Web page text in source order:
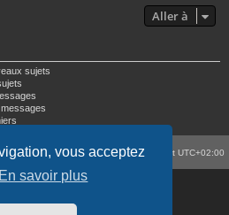
vous acceptez
En savoir plus
Aller à
sujets
Heures au format UTC+02:00
Supprimer les cookies
parMemphis007-
parphpBB-fr.com